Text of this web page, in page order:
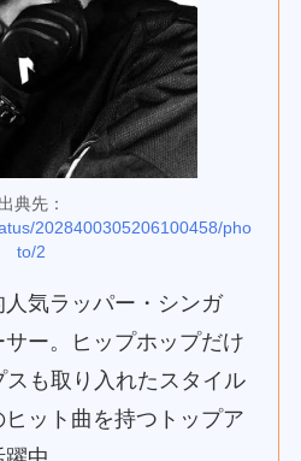
出典先：
2028400305206100458/pho
to/2
気ラッパー・シンガ
ー。ヒップホップだけ
も取り入れたスタイル
ット曲を持つトップア